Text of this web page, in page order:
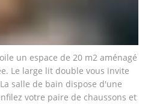
un espace de 20 m2 aménagé
Le large lit double vous invite
salle de bain dispose d'une
votre paire de chaussons et